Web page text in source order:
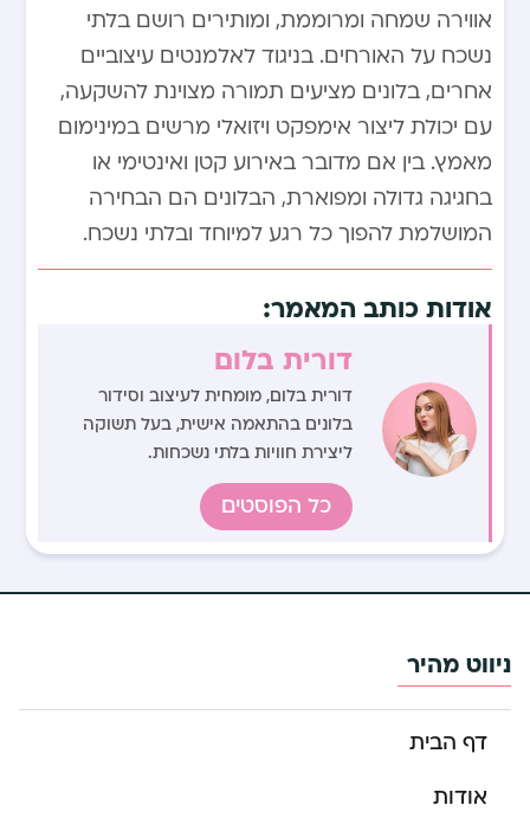
אווירה שמחה ומרוממת, ומותירים רושם בלתי
נשכח על האורחים. בניגוד לאלמנטים עיצוביים
אחרים, בלונים מציעים תמורה מצוינת להשקעה,
עם יכולת ליצור אימפקט ויזואלי מרשים במינימום
מאמץ. בין אם מדובר באירוע קטן ואינטימי או
בחגיגה גדולה ומפוארת, הבלונים הם הבחירה
המושלמת להפוך כל רגע למיוחד ובלתי נשכח.
אודות כותב המאמר:
דורית בלום
דורית בלום, מומחית לעיצוב וסידור
בלונים בהתאמה אישית, בעל תשוקה
ליצירת חוויות בלתי נשכחות.
כל הפוסטים
ניווט מהיר
דף הבית
אודות